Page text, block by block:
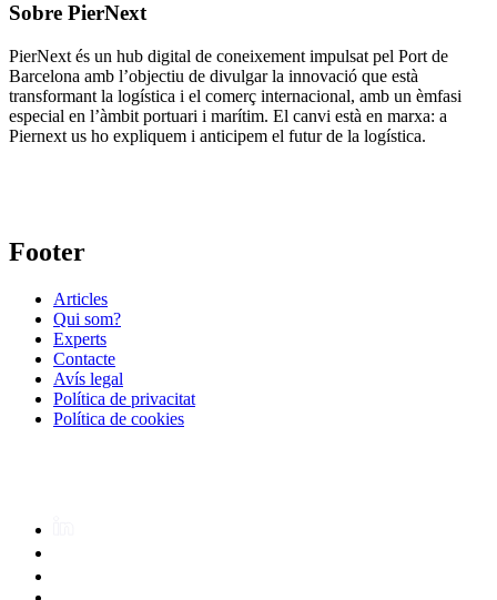
Sobre PierNext
PierNext és un hub digital de coneixement impulsat pel Port de
Barcelona amb l’objectiu de divulgar la innovació que està
transformant la logística i el comerç internacional, amb un èmfasi
especial en l’àmbit portuari i marítim. El canvi està en marxa: a
Piernext us ho expliquem i anticipem el futur de la logística.
Footer
Articles
Qui som?
Experts
Contacte
Avís legal
Política de privacitat
Política de cookies